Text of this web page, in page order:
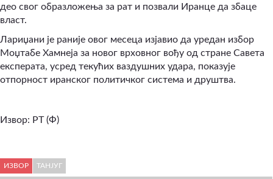
део свог образложења за рат и позвали Иранце да збаце
власт.
Лариџани је раније овог месеца изјавио да уредан избор
Моџтабе Хамнеја за новог врховног вођу од стране Савета
експерата, усред текућих ваздушних удара, показује
отпорност иранског политичког система и друштва.
Извор: РТ (Ф)
ИЗВОР ТАНЈУГ